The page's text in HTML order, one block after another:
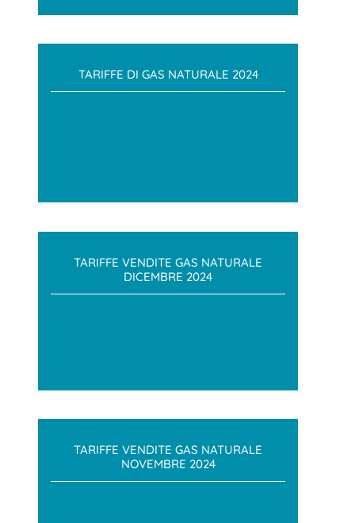
TARIFFE DI GAS NATURALE 2024
TARIFFE VENDITE GAS NATURALE
DICEMBRE 2024
TARIFFE VENDITE GAS NATURALE
NOVEMBRE 2024